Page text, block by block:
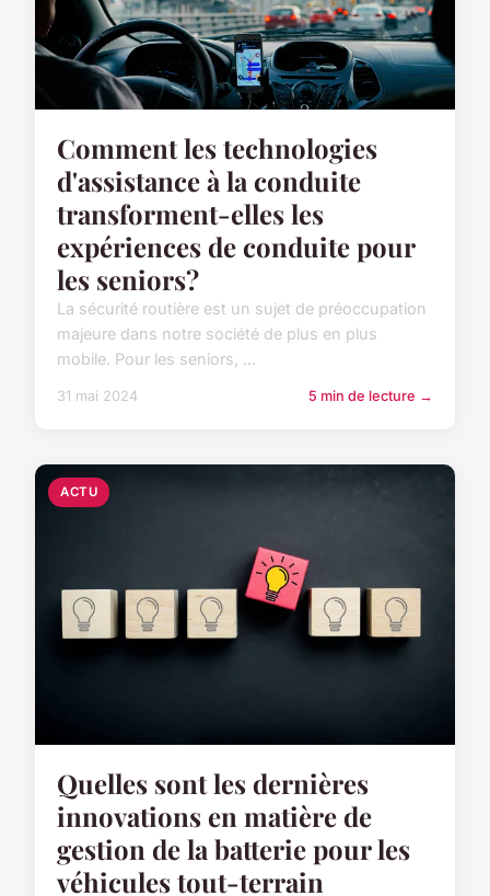
Comment les technologies
d'assistance à la conduite
transforment-elles les
expériences de conduite pour
les seniors?
La sécurité routière est un sujet de préoccupation
majeure dans notre société de plus en plus
mobile. Pour les seniors, ...
31 mai 2024 5 min de lecture →
ACTU
Quelles sont les dernières
innovations en matière de
gestion de la batterie pour les
véhicules tout-terrain